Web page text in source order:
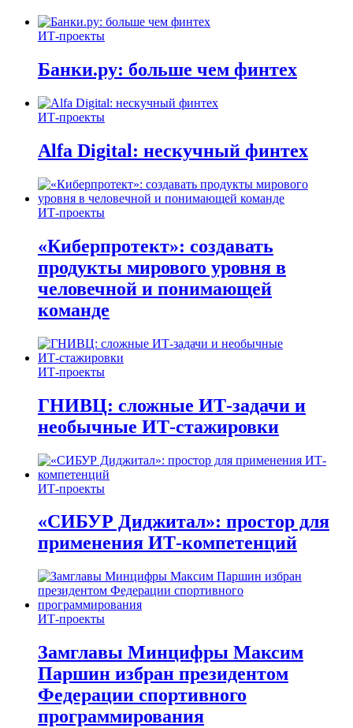
ИТ-проекты
Банки.ру: больше чем финтех
ИТ-проекты
Alfa Digital: нескучный финтех
ИТ-проекты
«Киберпротект»: создавать
продукты мирового уровня в
человечной и понимающей
команде
ИТ-проекты
ГНИВЦ: сложные ИТ‑задачи и
необычные ИТ‑стажировки
ИТ-проекты
«СИБУР Диджитал»: простор для
применения ИТ-компетенций
ИТ-проекты
Замглавы Минцифры Максим
Паршин избран президентом
Федерации спортивного
программирования